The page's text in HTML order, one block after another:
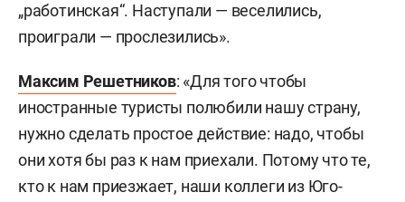
„работинская“. Наступали — веселились,
проиграли — прослезились».
Максим Решетников: «Для того чтобы
иностранные туристы полюбили нашу страну,
нужно сделать простое действие: надо, чтобы
они хотя бы раз к нам приехали. Потому что те,
кто к нам приезжает, наши коллеги из Юго-